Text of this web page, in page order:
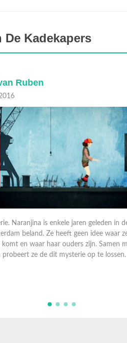
Kadekapers
Ruben
Naranjina is enkele jaren geleden in
beland. Ze heeft geen idee waar
komt en waar haar ouders zijn. Samen
probeert ze de dit mysterie op te lossen.